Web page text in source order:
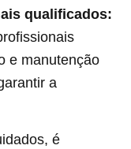
qualificados:
e manutenção
a
é